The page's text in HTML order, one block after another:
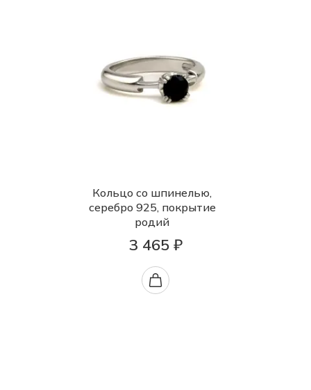
Кольцо со шпинелью,
серебро 925, покрытие
родий
3 465 ₽